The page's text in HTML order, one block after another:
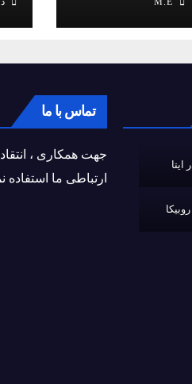
ایتا
تماس با ما
جهت همکاری ،
ارتباطی ما استفاده